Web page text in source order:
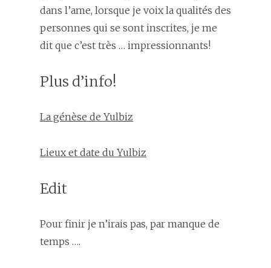
dans l’ame, lorsque je voix la qualités des
personnes qui se sont inscrites, je me
dit que c’est très … impressionnants!
Plus d’info!
La génèse de Yulbiz
Lieux et date du Yulbiz
Edit
Pour finir je n’irais pas, par manque de
temps ….